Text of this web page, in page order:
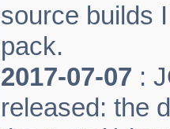
source builds
pack.
2017-07-07 :
released: the